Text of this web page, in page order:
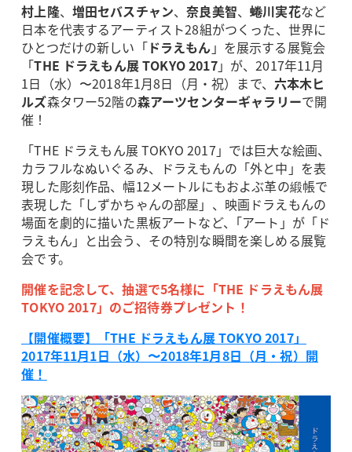
村上隆、 増田セバスチャン、奈良美智、蜷川実花など
日本を代表するアーティスト28組がつくった、世界に
ひとつだけの新しい「ドラえもん 」を展示する展覧会
「THE ドラえもん展 TOKYO 2017」が、2017年11月
1日（水）〜2018年1月8日（月・祝）まで、 六本木ヒ
ルズ森タワー52階の森アーツセンターギャラリーで開
催！
「THE ドラえもん展 TOKYO 2017」では巨大な絵画、
カラフルなぬいぐるみ、ドラえもんの「外と中」を表
現した彫刻作品、幅12メートルにもおよぶ革の緞帳で
表現した「しずかちゃんの部屋」、映画ドラえもんの
場面を劇的に描いた黒板アートなど、｢アート」が「ド
ラえもん」と出会う、その特別な瞬間を楽しめる展覧
会です。
開催を記念して、抽選で5名様に「THE ドラえもん展
TOKYO 2017」のご招待券プレゼント！
【開催概要】「THE ドラえもん展 TOKYO 2017」
2017年11月1日（水）〜2018年1月8日（月・祝）開
催！